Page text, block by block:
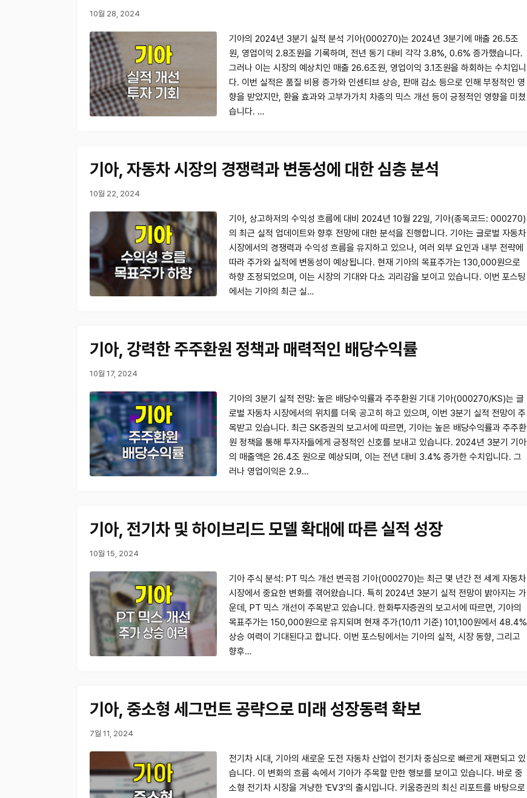
10월 28, 2024
기아의 2024년 3분기 실적 분석 기아(000270)는 2024년 3분기에 매출 26.5조
원, 영업이익 2.8조원을 기록하며, 전년 동기 대비 각각 3.8%, 0.6% 증가했습니다.
그러나 이는 시장의 예상치인 매출 26.6조원, 영업이익 3.1조원을 하회하는 수치입니
다. 이번 실적은 품질 비용 증가와 인센티브 상승, 판매 감소 등으로 인해 부정적인 영
향을 받았지만, 환율 효과와 고부가가치 차종의 믹스 개선 등이 긍정적인 영향을 미쳤
습니다. …
기아, 자동차 시장의 경쟁력과 변동성에 대한 심층 분석
10월 22, 2024
기아, 상고하저의 수익성 흐름에 대비 2024년 10월 22일, 기아(종목코드: 000270)
의 최근 실적 업데이트와 향후 전망에 대한 분석을 진행합니다. 기아는 글로벌 자동차
시장에서의 경쟁력과 수익성 흐름을 유지하고 있으나, 여러 외부 요인과 내부 전략에
따라 주가와 실적에 변동성이 예상됩니다. 현재 기아의 목표주가는 130,000원으로
하향 조정되었으며, 이는 시장의 기대와 다소 괴리감을 보이고 있습니다. 이번 포스팅
에서는 기아의 최근 실…
기아, 강력한 주주환원 정책과 매력적인 배당수익률
10월 17, 2024
기아의 3분기 실적 전망: 높은 배당수익률과 주주환원 기대 기아(000270/KS)는 글
로벌 자동차 시장에서의 위치를 더욱 공고히 하고 있으며, 이번 3분기 실적 전망이 주
목받고 있습니다. 최근 SK증권의 보고서에 따르면, 기아는 높은 배당수익률과 주주환
원 정책을 통해 투자자들에게 긍정적인 신호를 보내고 있습니다. 2024년 3분기 기아
의 매출액은 26.4조 원으로 예상되며, 이는 전년 대비 3.4% 증가한 수치입니다. 그
러나 영업이익은 2.9…
기아, 전기차 및 하이브리드 모델 확대에 따른 실적 성장
10월 15, 2024
기아 주식 분석: PT 믹스 개선 변곡점 기아(000270)는 최근 몇 년간 전 세계 자동차
시장에서 중요한 변화를 겪어왔습니다. 특히 2024년 3분기 실적 전망이 밝아지는 가
운데, PT 믹스 개선이 주목받고 있습니다. 한화투자증권의 보고서에 따르면, 기아의
목표주가는 150,000원으로 유지되며 현재 주가(10/11 기준) 101,100원에서 48.4%
상승 여력이 기대된다고 합니다. 이번 포스팅에서는 기아의 실적, 시장 동향, 그리고
향후…
기아, 중소형 세그먼트 공략으로 미래 성장동력 확보
7월 11, 2024
전기차 시대, 기아의 새로운 도전 자동차 산업이 전기차 중심으로 빠르게 재편되고 있
습니다. 이 변화의 흐름 속에서 기아가 주목할 만한 행보를 보이고 있습니다. 바로 중
소형 전기차 시장을 겨냥한 'EV3'의 출시입니다. 키움증권의 최신 리포트를 바탕으로